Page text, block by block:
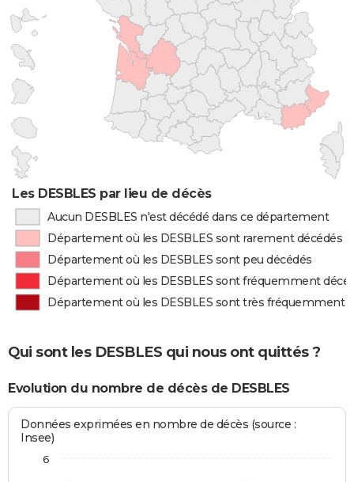
Les DESBLES par lieu de décès
Aucun DESBLES n'est décédé dans ce département
Département où les DESBLES sont rarement décédés
Département où les DESBLES sont peu décédés
Département où les DESBLES sont fréquemment
Département où les DESBLES sont très fréquemment
Qui sont les DESBLES qui nous ont quittés ?
Evolution du nombre de décès de DESBLES
Données exprimées en nombre de décès (source :
Insee)
6